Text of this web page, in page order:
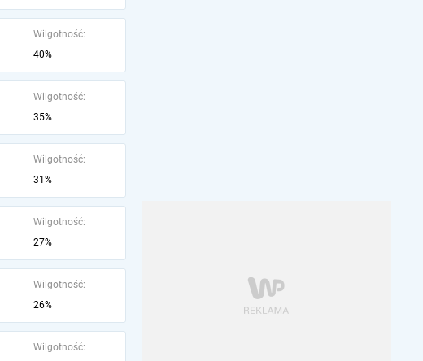
Wilgotność:
40%
Wilgotność:
35%
Wilgotność:
31%
Wilgotność:
27%
Wilgotność:
26%
Wilgotność: